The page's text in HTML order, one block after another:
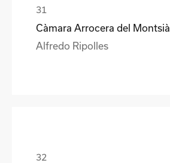
Càmara Arrocera del Montsià
Alfredo Ripolles